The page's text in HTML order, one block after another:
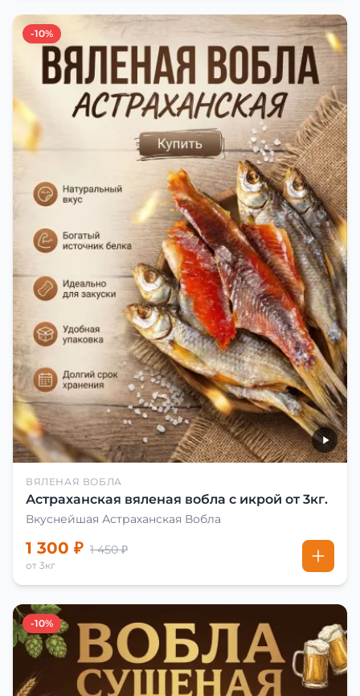
-10%
ВЯЛЕНАЯ ВОБЛА
Астраханская вяленая вобла с икрой от 3кг.
Вкуснейшая Астраханская Вобла
1 300 ₽ 1 450 ₽
от 3кг
-10%